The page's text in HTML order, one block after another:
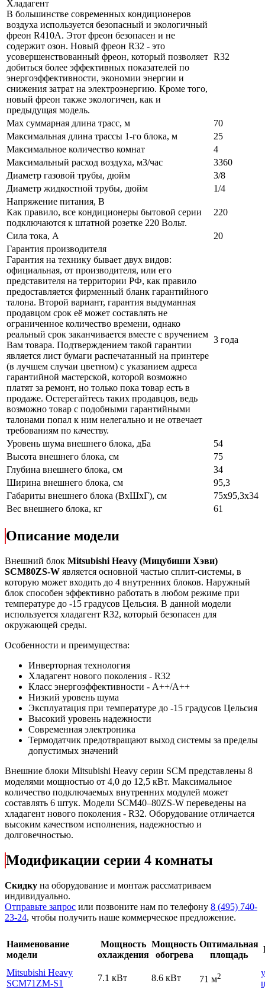
Хладагент
В большинстве современных кондиционеров
воздуха используется безопасный и экологичный
фреон R410A. Этот фреон безопасен и не
содержит озон. Новый фреон R32 - это
усовершенствованный фреон, который позволяет
добиться более эффективных показателей по
энергоэффективности, экономии энергии и
снижения затрат на электроэнергию. Кроме того,
новый фреон также экологичен, как и
предыдущая модель.
R32
Max суммарная длина трасс, м
70
Максимальная длина трассы 1-го блока, м
25
Максимальное количество комнат
4
Максимальный расход воздуха, м3/час
3360
Диаметр газовой трубы, дюйм
3/8
Диаметр жидкостной трубы, дюйм
1/4
Напряжение питания, В
Как правило, все кондиционеры бытовой серии
подключаются к штатной розетке 220 Вольт.
220
Сила тока, А
20
Гарантия производителя
Гарантия на технику бывает двух видов:
официальная, от производителя, или его
представителя на территории РФ, как правило
предоставляется фирменный бланк гарантийного
талона. Второй вариант, гарантия выдуманная
продавцом срок её может составлять не
ограниченное количество времени, однако
реальный срок заканчивается вместе с вручением
Вам товара. Подтверждением такой гарантии
является лист бумаги распечатанный на принтере
(в лучшем случаи цветном) с указанием адреса
гарантийной мастерской, которой возможно
платят за ремонт, но только пока товар есть в
продаже. Остерегайтесь таких продавцов, ведь
возможно товар с подобными гарантийными
талонами попал к ним нелегально и не отвечает
требованиям по качеству.
3 года
Уровень шума внешнего блока, дБа
54
Высота внешнего блока, см
75
Глубина внешнего блока, см
34
Ширина внешнего блока, см
95,3
Габариты внешнего блока (ВхШхГ), см
75х95,3х34
Вес внешнего блока, кг
61
Описание модели
Внешний блок Mitsubishi Heavy (Мицубиши Хэви)
SCM80ZS-W является основной частью сплит-системы, в
которую может входить до 4 внутренних блоков. Наружный
блок способен эффективно работать в любом режиме при
температуре до -15 градусов Цельсия. В данной модели
используется хладагент R32, который безопасен для
окружающей среды.
Особенности и преимущества:
Инверторная технология
Хладагент нового поколения - R32
Класс энергоэффективности - A++/A++
Низкий уровень шума
Эксплуатация при температуре до -15 градусов Цельсия
Высокий уровень надежности
Современная электроника
Термодатчик предотвращают выход системы за пределы
допустимых значений
Внешние блоки Mitsubishi Heavy серии SCM представлены 8
моделями мощностью от 4,0 до 12,5 кВт. Максимальное
количество подключаемых внутренних модулей может
составлять 6 штук. Модели SCM40–80ZS-W переведены на
хладагент нового поколения - R32. Оборудование отличается
высоким качеством исполнения, надежностью и
долговечностью.
Модификации серии 4 комнаты
Скидку на оборудование и монтаж рассматриваем
индивидуально.
Отправьте запрос или позвоните нам по телефону 8 (495) 740-
23-24, чтобы получить наше коммерческое предложение.
Наименование
модели
Мощность
охлаждения
Мощность
обогрева
Оптимальная
площадь
Mitsubishi Heavy
SCM71ZM-S1
7.1 кВт 8.6 кВт 71 м2